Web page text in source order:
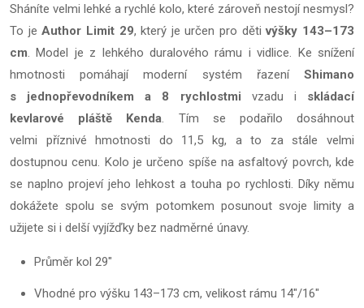
Sháníte velmi lehké a rychlé kolo, které zároveň nestojí nesmysl?
To je Author Limit 29, který je určen pro dětivýšky 143–173
cm. Model je z lehkého duralového rámu i vidlice. Ke snížení
hmotnosti pomáhají moderní systém řazení Shimano
s jednopřevodníkem a 8 rychlostmi vzadu i skládací
kevlarové pláště Kenda. Tím se podařilo dosáhnout
velmi příznivé hmotnosti do 11,5 kg, a to za stále velmi
dostupnou cenu. Kolo je určeno spíše na asfaltový povrch, kde
se naplno projeví jeho lehkost a touha po rychlosti. Díky němu
dokážete spolu se svým potomkem posunout svoje limity a
užijete si i delší vyjížďky bez nadměrné únavy.
Průměr kol 29"
Vhodné pro výšku 143–173 cm, velikost rámu 14"/16"